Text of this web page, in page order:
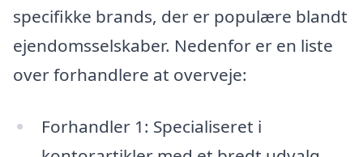
specifikke brands, der er populære blandt
ejendomsselskaber. Nedenfor er en liste
over forhandlere at overveje:
Forhandler 1: Specialiseret i